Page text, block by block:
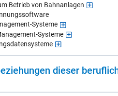
Betrieb von Bahnanlagen
Systeme
Systeme
die­ser